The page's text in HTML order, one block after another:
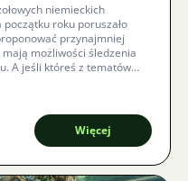
niemieckich
roku poruszało
przynajmniej
możliwości śledzenia
A jeśli któreś z tematów
znaleźć i zakupić
Więcej